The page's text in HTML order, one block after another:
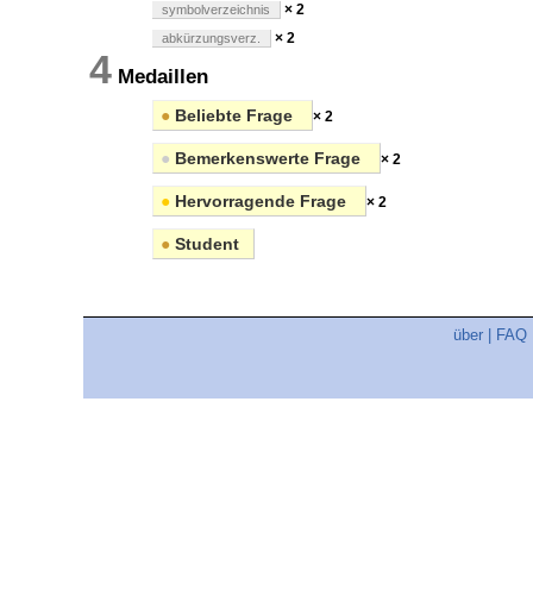
symbolverzeichnis × 2
abkürzungsverz. × 2
4 Medaillen
● Beliebte Frage × 2
● Bemerkenswerte Frage × 2
● Hervorragende Frage × 2
● Student
über FAQ